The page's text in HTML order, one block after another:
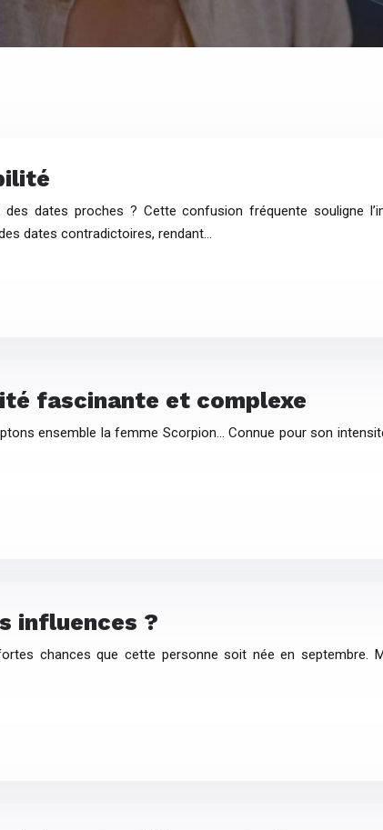
dates proches ? Cette confusion fréquente souligne
dates contradictoires, rendant…
fascinante et complexe
ensemble la femme Scorpion… Connue pour son
influences ?
chances que cette personne soit née en septembre.